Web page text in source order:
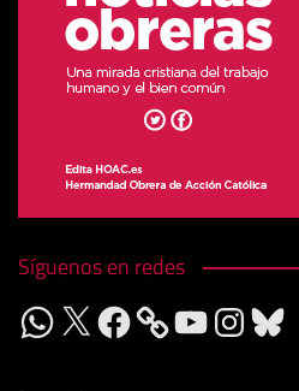
Síguenos en redes
WhatsApp
X Facebook YouTubeInstagram
Bluesky